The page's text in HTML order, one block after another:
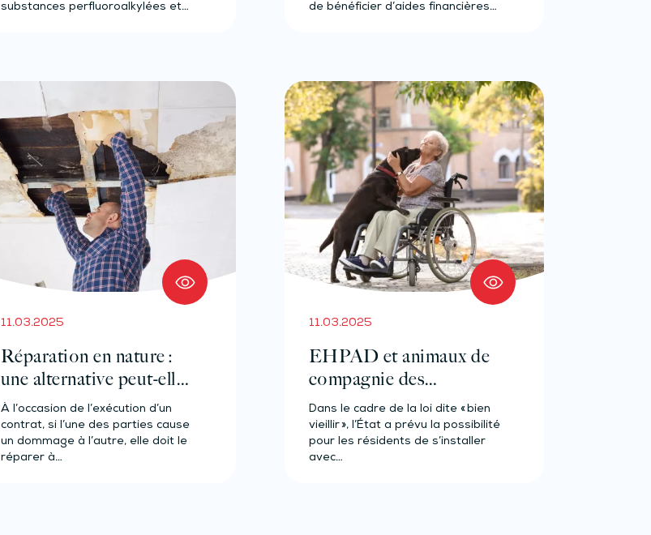
substances perfluoroalkylées et
de bénéficier d’aides financières
11.03.2025
Réparation en nature :
une alternative peut-elle
être préférée ?
À l’occasion de l’exécution d’un
contrat, si l’une des parties cause
un dommage à l’autre, elle doit le
réparer à…
11.03.2025
EHPAD et animaux de
compagnie des
résidents : les conditions
sont connues !
Dans le cadre de la loi dite « bien
vieillir », l’État a prévu la possibilité
pour les résidents de s’installer
avec…